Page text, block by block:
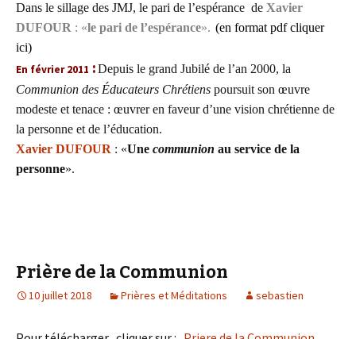
Dans le sillage des JMJ, le pari de l’espérance de Xavier
DUFOUR : «le pari de l’espérance». (en format pdfcliquer
ici)
En février 2011 :Depuis le grand Jubilé de l’an 2000, la
Communion des Éducateurs Chrétiens poursuit son œuvre
modeste et tenace : œuvrer en faveur d’une vision chrétienne de
la personne et de l’éducation.
Xavier DUFOUR : «Une communion au service de la
personne».
Prière de la Communion
10 juillet 2018 Prières et Méditations sebastien